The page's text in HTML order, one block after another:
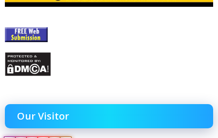
Our Visitor